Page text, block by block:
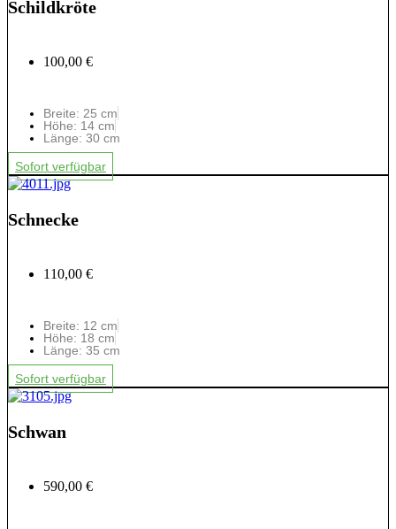
Schildkröte
100,00 €
Breite: 25 cm
Höhe: 14 cm
Länge: 30 cm
Sofort verfügbar
Schnecke
110,00 €
Breite: 12 cm
Höhe: 18 cm
Länge: 35 cm
Sofort verfügbar
Schwan
590,00 €